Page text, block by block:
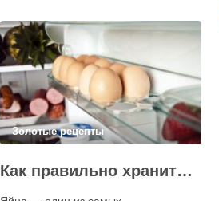
Золотые рецепты
Как правильно хранить яйца: в холодильнике или на полке?